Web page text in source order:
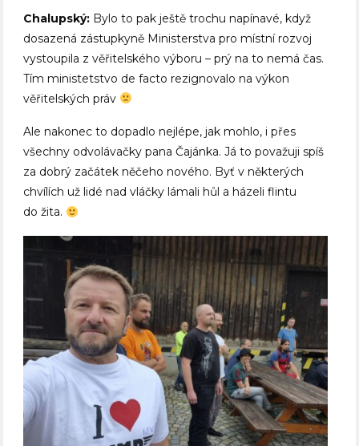
Chalupský: Bylo to pak ještě trochu napínavé, když
dosazená zástupkyně Ministerstva pro místní rozvoj
vystoupila z věřitelského výboru – prý na to nemá čas.
Tím ministetstvo de facto rezignovalo na výkon
věřitelských práv
Ale nakonec to dopadlo nejlépe, jak mohlo, i přes
všechny odvolávačky pana Čajánka. Já to považuji spíš
za dobrý začátek něčeho nového. Byť v některých
chvílích už lidé nad vláčky lámali hůl a házeli flintu
do žita.